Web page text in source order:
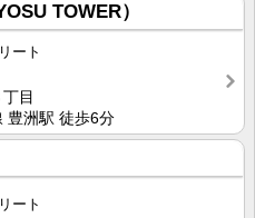
TOWER）
ート
目
豊洲駅 徒歩6分
ート